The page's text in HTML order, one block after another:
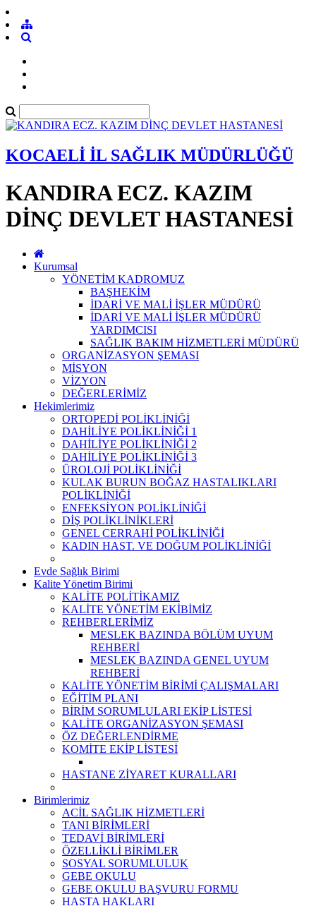
KOCAELİ İL SAĞLIK MÜDÜRLÜĞÜ
KANDIRA ECZ. KAZIM
DİNÇ DEVLET HASTANESİ
Kurumsal
YÖNETİM KADROMUZ
BAŞHEKİM
İDARİ VE MALİ İŞLER MÜDÜRÜ
İDARİ VE MALİ İŞLER MÜDÜRÜ
YARDIMCISI
SAĞLIK BAKIM HİZMETLERİ MÜDÜRÜ
ORGANİZASYON ŞEMASI
MİSYON
VİZYON
DEĞERLERİMİZ
Hekimlerimiz
ORTOPEDİ POLİKLİNİĞİ
DAHİLİYE POLİKLİNİĞİ 1
DAHİLİYE POLİKLİNİĞİ 2
DAHİLİYE POLİKLİNİĞİ 3
ÜROLOJİ POLİKLİNİĞİ
KULAK BURUN BOĞAZ HASTALIKLARI
POLİKLİNİĞİ
ENFEKSİYON POLİKLİNİĞİ
DİŞ POLİKLİNİKLERİ
GENEL CERRAHİ POLİKLİNİĞİ
KADIN HAST. VE DOĞUM POLİKLİNİĞİ
Evde Sağlık Birimi
Kalite Yönetim Birimi
KALİTE POLİTİKAMIZ
KALİTE YÖNETİM EKİBİMİZ
REHBERLERİMİZ
MESLEK BAZINDA BÖLÜM UYUM
REHBERİ
MESLEK BAZINDA GENEL UYUM
REHBERİ
KALİTE YÖNETİM BİRİMİ ÇALIŞMALARI
EĞİTİM PLANI
BİRİM SORUMLULARI EKİP LİSTESİ
KALİTE ORGANİZASYON ŞEMASI
ÖZ DEĞERLENDİRME
KOMİTE EKİP LİSTESİ
HASTANE ZİYARET KURALLARI
Birimlerimiz
ACİL SAĞLIK HİZMETLERİ
TANI BİRİMLERİ
TEDAVİ BİRİMLERİ
ÖZELLİKLİ BİRİMLER
SOSYAL SORUMLULUK
GEBE OKULU
GEBE OKULU BAŞVURU FORMU
HASTA HAKLARI